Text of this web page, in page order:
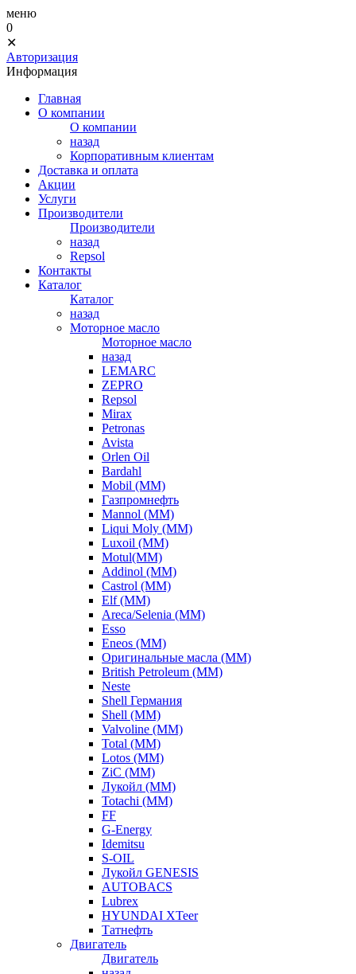
меню
0
✕
Авторизация
Информация
Главная
О компании
О компании
назад
Корпоративным клиентам
Доставка и оплата
Акции
Услуги
Производители
Производители
назад
Repsol
Контакты
Каталог
Каталог
назад
Моторное масло
Моторное масло
назад
LEMARC
ZEPRO
Repsol
Mirax
Petronas
Avista
Orlen Oil
Bardahl
Mobil (ММ)
Газпромнефть
Mannol (ММ)
Liqui Moly (ММ)
Luxoil (ММ)
Motul(ММ)
Addinol (ММ)
Castrol (ММ)
Elf (ММ)
Areca/Selenia (ММ)
Esso
Eneos (ММ)
Оригинальные масла (ММ)
British Petroleum (ММ)
Neste
Shell Германия
Shell (ММ)
Valvoline (ММ)
Total (ММ)
Lotos (ММ)
ZiC (ММ)
Лукойл (ММ)
Totachi (MM)
FF
G-Energy
Idemitsu
S-OIL
Лукойл GENESIS
AUTOBACS
Lubrex
HYUNDAI XTeer
Татнефть
Двигатель
Двигатель